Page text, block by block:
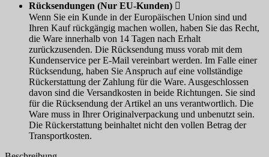
Rücksendungen (Nur EU-Kunden) 
Wenn Sie ein Kunde in der Europäischen Union sind und
Ihren Kauf rückgängig machen wollen, haben Sie das Recht,
die Ware innerhalb von 14 Tagen nach Erhalt
zurückzusenden. Die Rücksendung muss vorab mit dem
Kundenservice per E-Mail vereinbart werden. Im Falle einer
Rücksendung, haben Sie Anspruch auf eine vollständige
Rückerstattung der Zahlung für die Ware. Ausgeschlossen
davon sind die Versandkosten in beide Richtungen. Sie sind
für die Rücksendung der Artikel an uns verantwortlich. Die
Ware muss in Ihrer Originalverpackung und unbenutzt sein.
Die Rückerstattung beinhaltet nicht den vollen Betrag der
Transportkosten.